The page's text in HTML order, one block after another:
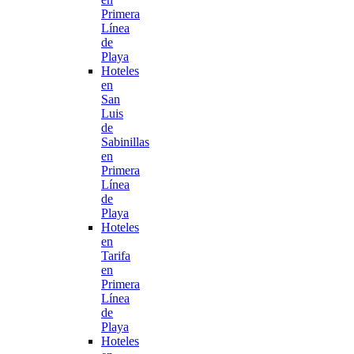
Primera
Línea
de
Playa
Hoteles
en
San
Luis
de
Sabinillas
en
Primera
Línea
de
Playa
Hoteles
en
Tarifa
en
Primera
Línea
de
Playa
Hoteles